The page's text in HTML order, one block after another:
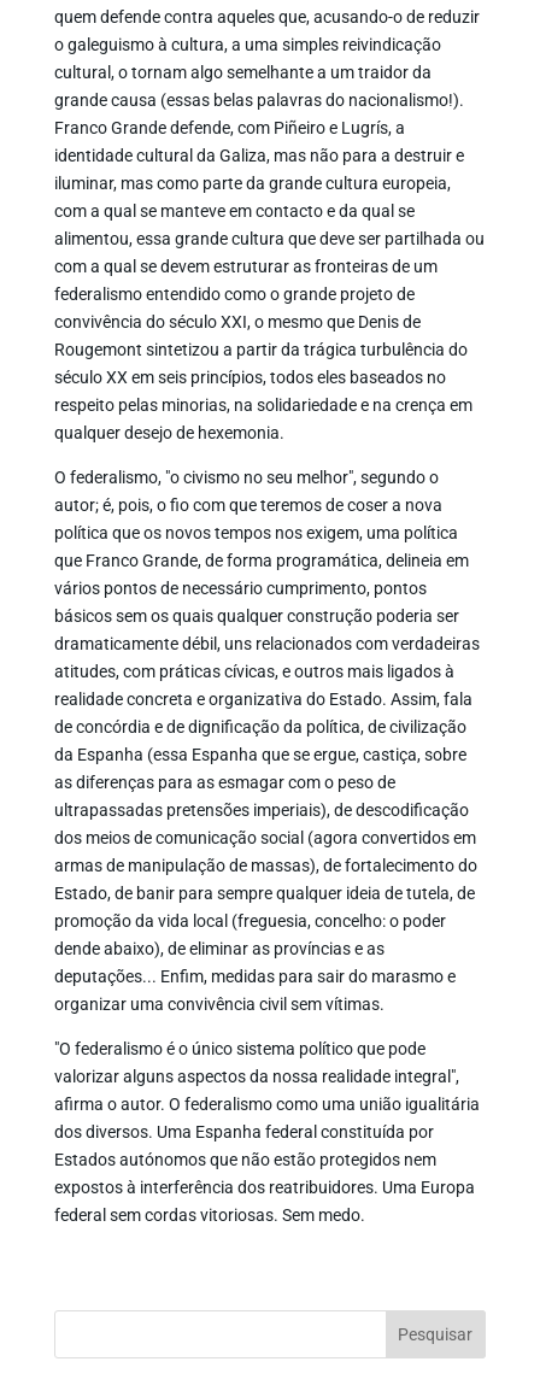
quem defende contra aqueles que, acusando-o de reduzir
o galeguismo à cultura, a uma simples reivindicação
cultural, o tornam algo semelhante a um traidor da
grande causa (essas belas palavras do nacionalismo!).
Franco Grande defende, com Piñeiro e Lugrís, a
identidade cultural da Galiza, mas não para a destruir e
iluminar, mas como parte da grande cultura europeia,
com a qual se manteve em contacto e da qual se
alimentou, essa grande cultura que deve ser partilhada ou
com a qual se devem estruturar as fronteiras de um
federalismo entendido como o grande projeto de
convivência do século XXI, o mesmo que Denis de
Rougemont sintetizou a partir da trágica turbulência do
século XX em seis princípios, todos eles baseados no
respeito pelas minorias, na solidariedade e na crença em
qualquer desejo de hexemonia.
O federalismo, "o civismo no seu melhor", segundo o
autor; é, pois, o fio com que teremos de coser a nova
política que os novos tempos nos exigem, uma política
que Franco Grande, de forma programática, delineia em
vários pontos de necessário cumprimento, pontos
básicos sem os quais qualquer construção poderia ser
dramaticamente débil, uns relacionados com verdadeiras
atitudes, com práticas cívicas, e outros mais ligados à
realidade concreta e organizativa do Estado. Assim, fala
de concórdia e de dignificação da política, de civilização
da Espanha (essa Espanha que se ergue, castiça, sobre
as diferenças para as esmagar com o peso de
ultrapassadas pretensões imperiais), de descodificação
dos meios de comunicação social (agora convertidos em
armas de manipulação de massas), de fortalecimento do
Estado, de banir para sempre qualquer ideia de tutela, de
promoção da vida local (freguesia, concelho: o poder
dende abaixo), de eliminar as províncias e as
deputações... Enfim, medidas para sair do marasmo e
organizar uma convivência civil sem vítimas.
"O federalismo é o único sistema político que pode
valorizar alguns aspectos da nossa realidade integral",
afirma o autor. O federalismo como uma união igualitária
dos diversos. Uma Espanha federal constituída por
Estados autónomos que não estão protegidos nem
expostos à interferência dos reatribuidores. Uma Europa
federal sem cordas vitoriosas. Sem medo.